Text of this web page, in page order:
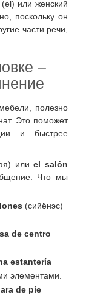
или женский
поскольку он
части речи,
–
полезно
Это поможет
и быстрее
илиel salón
Что мы
(сийёнэс)
de centro
estantería
элементами.
de pie